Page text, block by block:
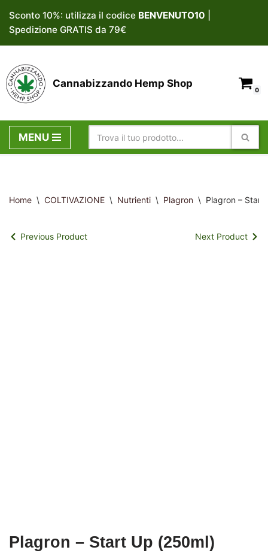
Vai
al
contenuto
Sconto 10%: utilizza il codice BENVENUTO10
Spedizione GRATIS da 79€
Cannabizzando Hemp Shop
0
MENU
Home \ COLTIVAZIONE \ Nutrienti \ Plagron \ Plagron – Start
Previous Product Next Product
Plagron – Start Up (250ml)